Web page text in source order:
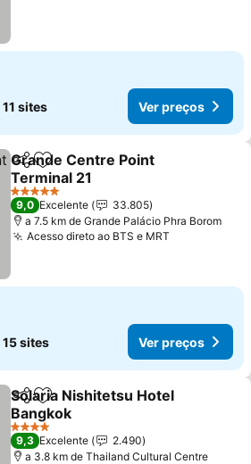
11 sites Ver preços
PartilharAdicionar aos favoritos
Grande Centre Point
Terminal 21
5 Estrelas
9,0 Excelente
33.805
a 7.5 km de Grande Palácio Phra Borom
Acesso direto ao BTS e MRT
15 sites Ver preços
PartilharAdicionar aos favoritos
Solaria Nishitetsu Hotel
Bangkok
4 Estrelas
9,3 Excelente
2.490
a 3.8 km de Thailand Cultural Centre